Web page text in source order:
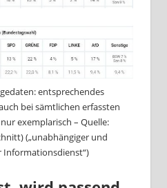
entsprechendes
bei sämtlichen erfassten
exemplarisch – Quelle:
(„unabhängiger und
Informationsdienst“)